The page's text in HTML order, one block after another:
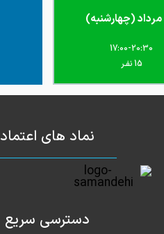
17:00-20:30
15 نفـر
نماد های اعتماد
دسترسی سریع